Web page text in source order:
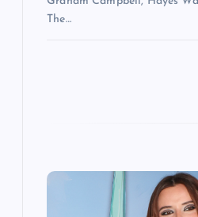
The…